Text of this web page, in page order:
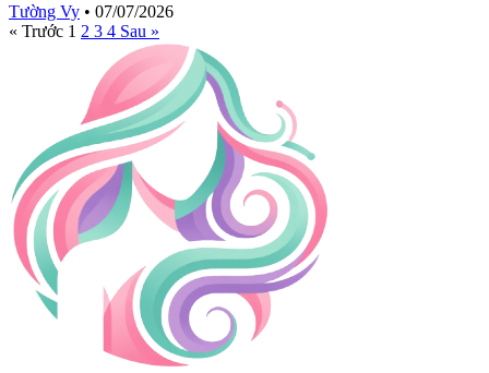
Tường Vy • 07/07/2026
« Trước 1 2 3 4 Sau »